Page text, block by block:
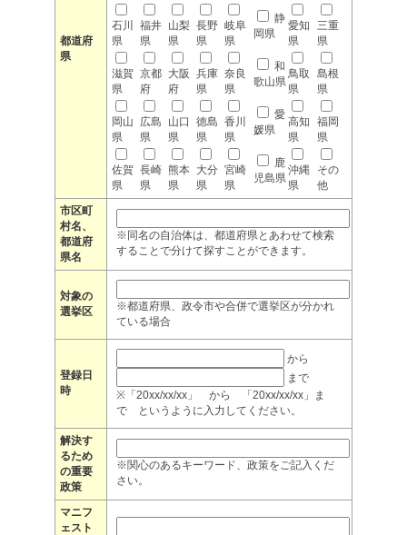
都道府
県
石川
県
福井
県
山梨
県
長野
県
岐阜
県
静
岡県
愛知
県
三重
県
滋賀
県
京都
府
大阪
府
兵庫
県
奈良
県
和
歌山県
鳥取
県
島根
県
岡山
県
広島
県
山口
県
徳島
県
香川
県
愛
媛県
高知
県
福岡
県
佐賀
県
長崎
県
熊本
県
大分
県
宮崎
県
鹿
児島県
沖縄
県
その
他
市区町
村名、
都道府
県名
※同名の自治体は、都道府県とあわせて検索
することで分けて探すことができます。
対象の
選挙区
※都道府県、政令市や合併で選挙区が分かれ
ている場合
登録日
時
から
まで
※「20xx/xx/xx」 から 「20xx/xx/xx」ま
で というように入力してください。
解決す
るため
の重要
政策
※関心のあるキーワード、政策をご記入くだ
さい。
マニフ
ェスト